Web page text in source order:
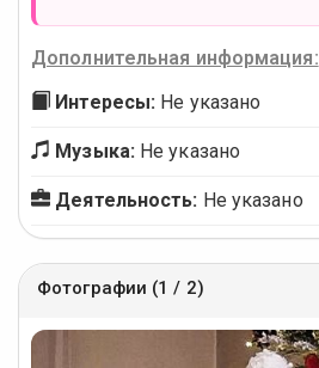
Дополнительная информация:
Интересы: Не указано
Музыка: Не указано
Деятельность: Не указано
Фотографии (1 / 2)